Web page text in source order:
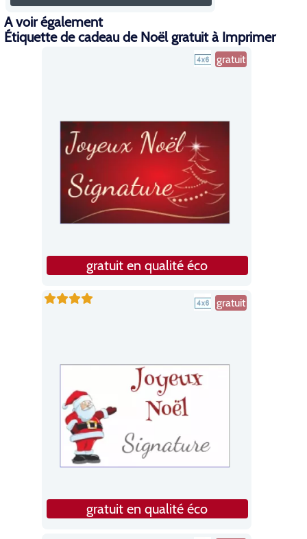
A voir également
Étiquette de cadeau de Noël gratuit à Imprimer
gratuit
gratuit en qualité éco
gratuit
gratuit en qualité éco